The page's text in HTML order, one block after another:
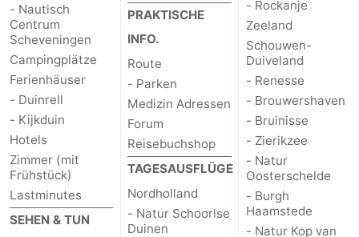
- Nautisch
Centrum
Scheveningen
Campingplätze
Ferienhäuser
- Duinrell
- Kijkduin
Hotels
Zimmer (mit
Frühstück)
Lastminutes
SEHEN & TUN
PRAKTISCHE
INFO.
Route
- Parken
Medizin Adressen
Forum
Reisebuchshop
TAGESAUSFLÜGE
Nordholland
- Natur Schoorlse
Duinen
- Rockanje
Zeeland
Schouwen-
Duiveland
- Renesse
- Brouwershaven
- Bruinisse
- Zierikzee
- Natur
Oosterschelde
- Burgh
Haamstede
- Natur Kop van